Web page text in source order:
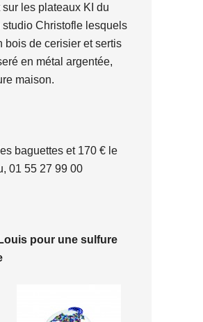
sur les plateaux KI du
studio Christofle lesquels
bois de cerisier et sertis
en métal argentée,
maison.
baguettes et 170 € le
01 55 27 99 00
pour une sulfure